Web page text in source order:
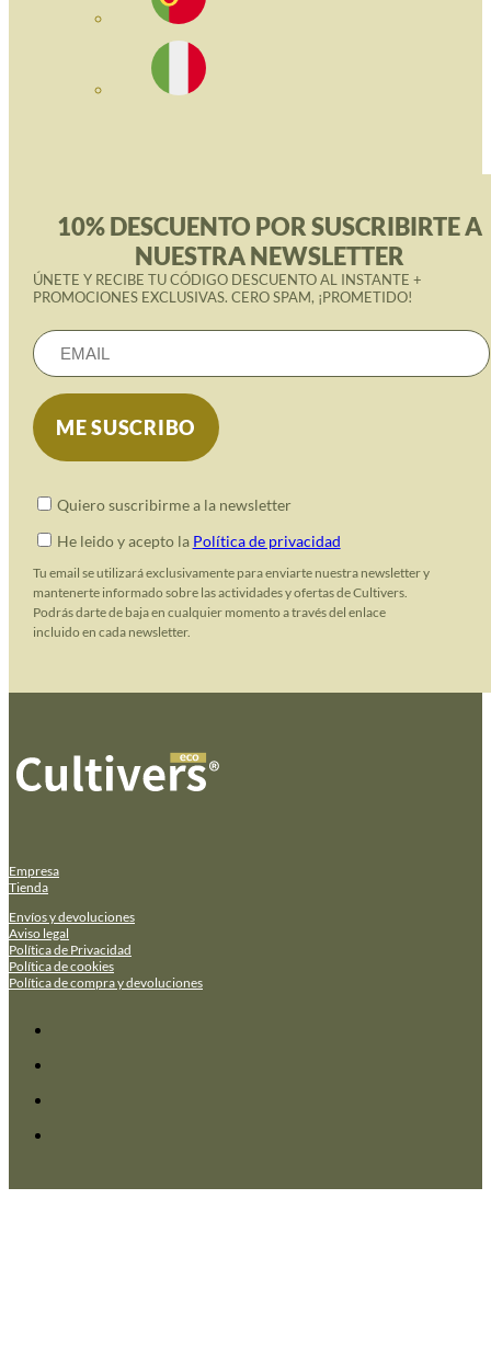
10% DESCUENTO POR SUSCRIBIRTE A
NUESTRA NEWSLETTER
ÚNETE Y RECIBE TU CÓDIGO DESCUENTO AL INSTANTE +
PROMOCIONES EXCLUSIVAS. CERO SPAM, ¡PROMETIDO!
Quiero suscribirme a la newsletter
He leido y acepto la Política de privacidad
Tu email se utilizará exclusivamente para enviarte nuestra newsletter y
mantenerte informado sobre las actividades y ofertas de Cultivers.
Podrás darte de baja en cualquier momento a través del enlace
incluido en cada newsletter.
Empresa
Tienda
Envíos y devoluciones
Aviso legal
Política de Privacidad
Política de cookies
Política de compra y devoluciones